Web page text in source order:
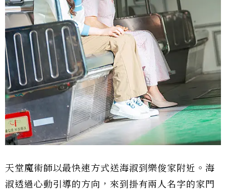
天堂魔術師以最快速方式送海淑到樂俊家附近。海
淑透過心動引導的方向，來到掛有兩人名字的家門